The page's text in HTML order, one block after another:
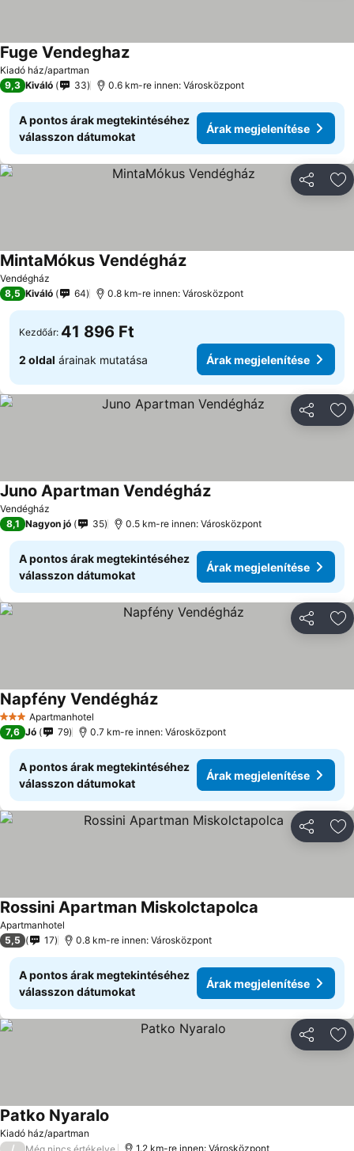
Kiadó ház/apartman
Fuge VendeghazÁrak megjelenítése
9,3 Kiváló 33 0.6 km-re innen: Városközpont
A pontos árak megtekintéséhez
válasszon dátumokat
Árak megjelenítése
Vendégház
MintaMókus VendégházÁrak megjelenítése
8,5 Kiváló 64 0.8 km-re innen: Városközpont
Kezdőár: 41 896 Ft
2 oldal árainak mutatása Árak megjelenítése
Vendégház
Juno Apartman VendégházÁrak megjelenítése
8,1 Nagyon jó 35 0.5 km-re innen: Városközpont
A pontos árak megtekintéséhez
válasszon dátumokat
Árak megjelenítése
3 KategóriaApartmanhotel
Napfény VendégházÁrak megjelenítése
7,6 Jó 79 0.7 km-re innen: Városközpont
A pontos árak megtekintéséhez
válasszon dátumokat
Árak megjelenítése
Apartmanhotel
Rossini Apartman Miskolctapolca
5,5 17 0.8 km-re innen: Városközpont
A pontos árak megtekintéséhez
válasszon dátumokat
Árak megjelenítése
Kiadó ház/apartman
Patko Nyaralo
/ Még nincs értékelve 1.2 km-re innen: Városközpont